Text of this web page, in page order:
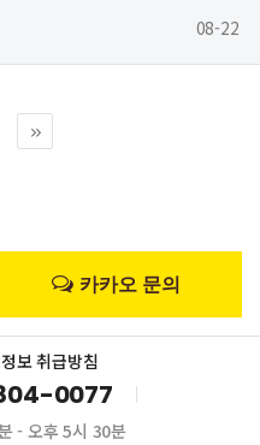
08-22
카카오 문의
보 취급방침
0077
- 오후 5시 30분